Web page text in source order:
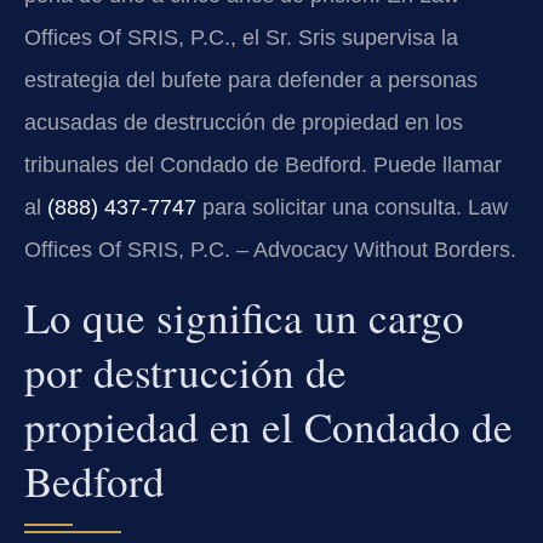
Offices Of SRIS, P.C., el Sr. Sris supervisa la
estrategia del bufete para defender a personas
acusadas de destrucción de propiedad en los
tribunales del Condado de Bedford. Puede llamar
al (888) 437-7747 para solicitar una consulta. Law
Offices Of SRIS, P.C. – Advocacy Without Borders.
Lo que significa un cargo
por destrucción de
propiedad en el Condado de
Bedford